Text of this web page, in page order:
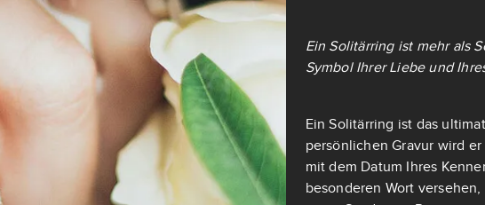
Ein Solitärring ist mehr als
Symbol Ihrer Liebe und
Ein Solitärring ist das
persönlichen Gravur wird
mit dem Datum Ihres
besonderen Wort